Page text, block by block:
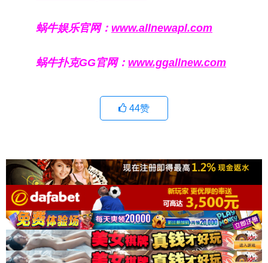
蜗牛娱乐官网： www.allnewapl.com
蜗牛扑克GG官网： www.ggallnew.com
44赞